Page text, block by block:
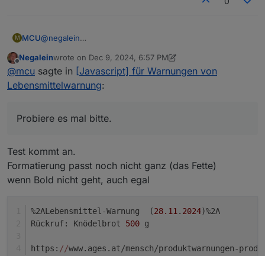
M MCU@negalein
https://mcuiobroker.gitbook.io/jarvis-infos/jarvis-
v3/system-effektprog./lebensmittel-warnungen/test-
whatspp-signal
Negaleinwrote on Dec 9, 2024, 6:57 PM
last edited by Negalein Dec 9, 2024, 7:58 PM
@mcu sagte in [Javascript] für Warnungen von
Lebensmittelwarnung:
Probiere es mal bitte.
Test kommt an.
Formatierung passt noch nicht ganz (das Fette)
wenn Bold nicht geht, auch egal
%2ALebensmittel-Warnung  (28.11 . 2024)%2A
Rückruf: Knödelbrot 500 g
https: //www.ages.at/mensch/produktwarnungen-